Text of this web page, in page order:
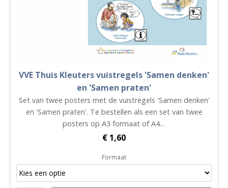
VVE Thuis Kleuters vuistregels 'Samen denken'
en 'Samen praten'
Set van twee posters met de vuistregels 'Samen denken'
en 'Samen praten'. Te bestellen als een set van twee
posters op A3 formaat of A4…
€ 1,60
Formaat